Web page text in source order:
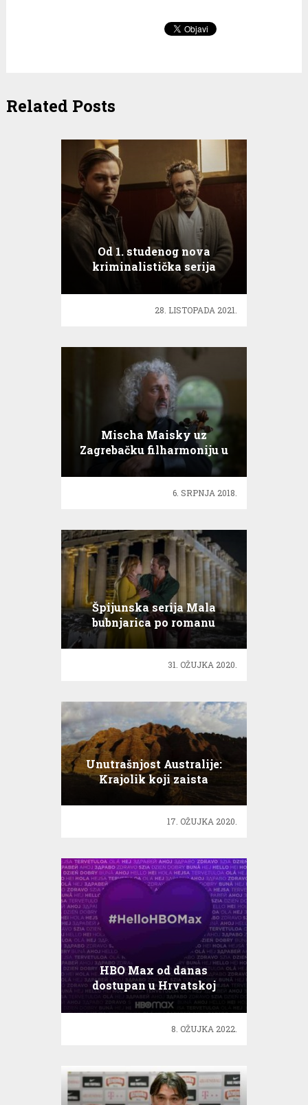
Related Posts
Od 1. studenog nova
kriminalistička serija
Rasipni sin
28. LISTOPADA 2021.
Mischa Maisky uz
Zagrebačku filharmoniju u
Dubrovniku
6. SRPNJA 2018.
Špijunska serija Mala
bubnjarica po romanu
Johna le Carrea
31. OŽUJKA 2020.
Unutrašnjost Australije:
Krajolik koji zaista
zadivljuje
17. OŽUJKA 2020.
HBO Max od danas
dostupan u Hrvatskoj
8. OŽUJKA 2022.